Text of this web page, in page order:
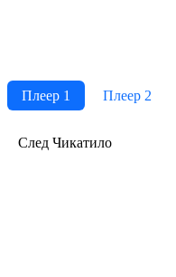
Плеер 1
Плеер 2
След Чикатило